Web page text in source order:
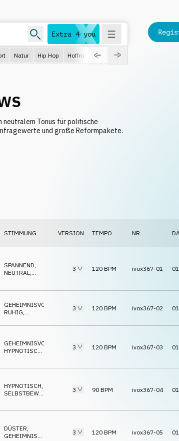
Extra 4 you
Natur Hip Hop Hoffnungsvoll Dokumentation
neutralem Tonus für politische
und große Reformpakete.
STIMMUNG VERSION TEMPO NR.
SPANNEND
NEUTRAL
3 120 BPM ivox367-01
GEHEIMNISVOLL
RUHIG
3 120 BPM ivox367-02
GEHEIMNISVOLL
HYPNOTISCH
3 120 BPM ivox367-03
HYPNOTISCH,
SELBSTBEWUSST
3 90 BPM ivox367-04
DÜSTER,
GEHEIMNISVOLL
3 120 BPM ivox367-05